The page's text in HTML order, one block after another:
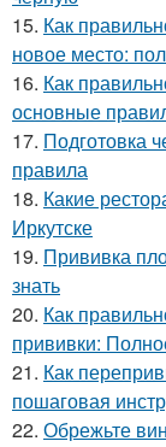
15. Как
новое место:
16. Как
основные
17. Подготовка
правила
18. Какие
Иркутске
19. Прививка
знать
20. Как
прививки:
21. Как
пошаговая
22. Обрежьте